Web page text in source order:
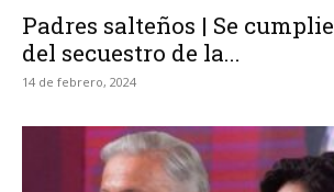
Padres salteños | Se
del secuestro de la...
14 de febrero, 2024